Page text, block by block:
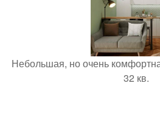
Небольшая, но очень
32 кв.